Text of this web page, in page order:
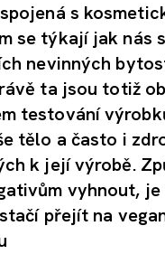
s
se týkají jak nás
nevinných
ta jsou totiž
testování
tělo a často i
k její výrobě.
vyhnout, je
přejít na